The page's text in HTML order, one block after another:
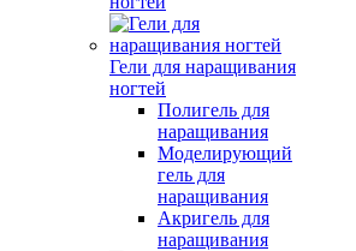
Гели для наращивания
ногтей
Полигель для
наращивания
Моделирующий
гель для
наращивания
Акригель для
наращивания